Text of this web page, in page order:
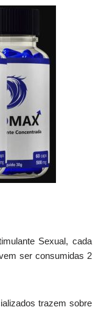
Sexual, cada
ser consumidas 2
trazem sobre